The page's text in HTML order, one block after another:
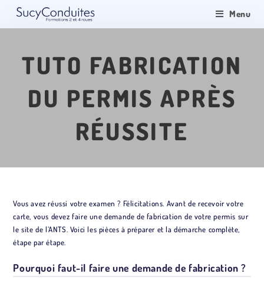
Menu
TUTO FABRICATION
DU PERMIS APRÈS
RÉUSSITE
Vous avez réussi votre examen ? Félicitations. Avant de recevoir votre
carte, vous devez faire une demande de fabrication de votre permis sur
le site de l’ANTS. Voici les pièces à préparer et la démarche complète,
étape par étape.
Pourquoi faut-il faire une demande de fabrication ?